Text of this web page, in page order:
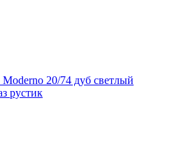
20/74 дуб светлый
рустик